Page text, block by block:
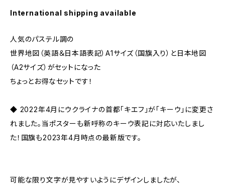
International shipping available
人気のパステル調の
世界地図（英語＆日本語表記）A1サイズ（国旗入り）と日本地図
（A2サイズ）がセットになった
ちょっとお得なセットです！
◆ 2022年4月にウクライナの首都「キエフ」が「キーウ」に変更さ
れました。当ポスターも新呼称のキーウ表記に対応いたしまし
た！国旗も2023年4月時点の最新版です。
可能な限り文字が見やすいようにデザインしましたが、